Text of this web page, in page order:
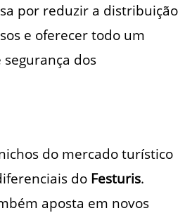
por reduzir a distribuição
e oferecer todo um
segurança dos
do mercado turístico
do Festuris.
aposta em novos